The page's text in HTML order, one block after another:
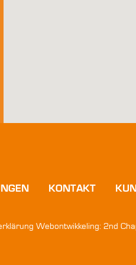
KONTAKT
Webontwikkeling: 2nd